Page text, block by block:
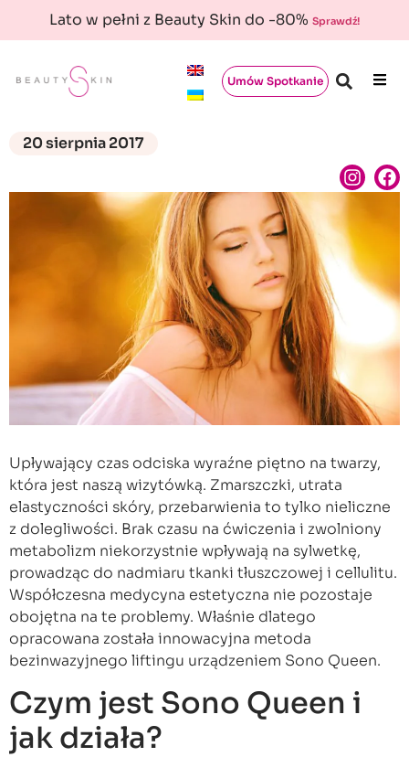
Lato w pełni z Beauty Skin do -80% Sprawdź!
Umów Spotkanie
20 sierpnia 2017
Upływający czas odciska wyraźne piętno na twarzy,
która jest naszą wizytówką. Zmarszczki, utrata
elastyczności skóry, przebarwienia to tylko nieliczne
z dolegliwości. Brak czasu na ćwiczenia i zwolniony
metabolizm niekorzystnie wpływają na sylwetkę,
prowadząc do nadmiaru tkanki tłuszczowej i cellulitu.
Współczesna medycyna estetyczna nie pozostaje
obojętna na te problemy. Właśnie dlatego
opracowana została innowacyjna metoda
bezinwazyjnego liftingu urządzeniem Sono Queen.
Czym jest Sono Queen i
jak działa?